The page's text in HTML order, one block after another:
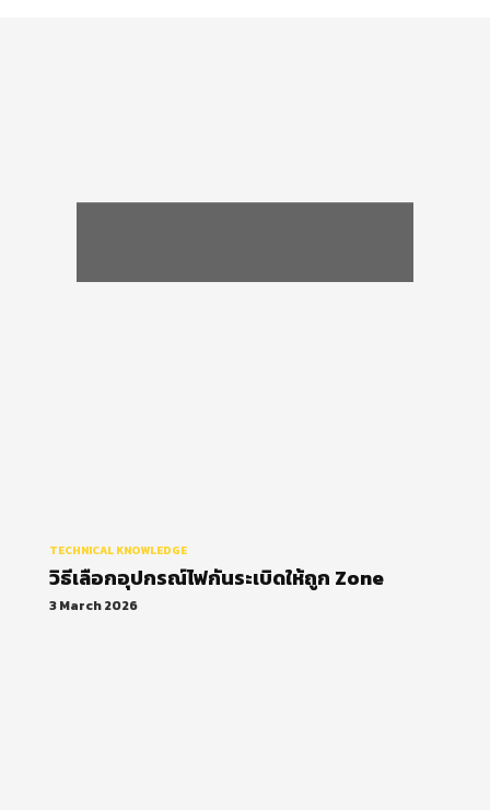
TECHNICAL KNOWLEDGE
วิธีเลือกอุปกรณ์ไฟกันระเบิดให้ถูก Zone
3 March 2026